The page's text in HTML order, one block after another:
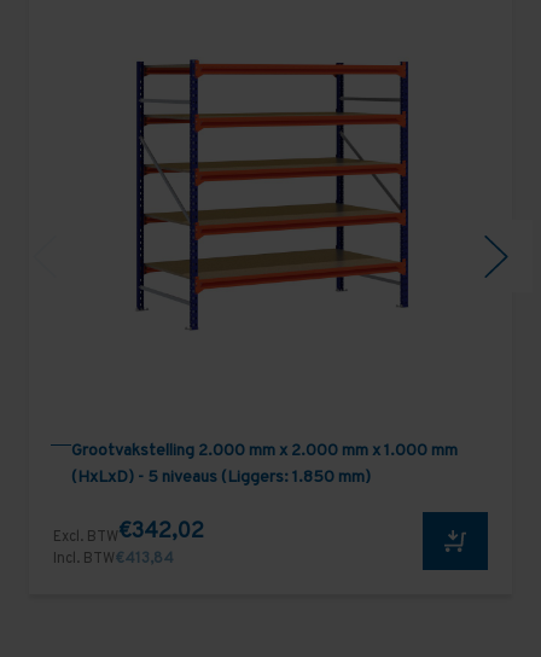
Grootvakstelling 2.000 mm x 2.000 mm x 1.000 mm
(HxLxD) - 5 niveaus (Liggers: 1.850 mm)
Excl. BTW€342,02
Incl. BTW€413,84